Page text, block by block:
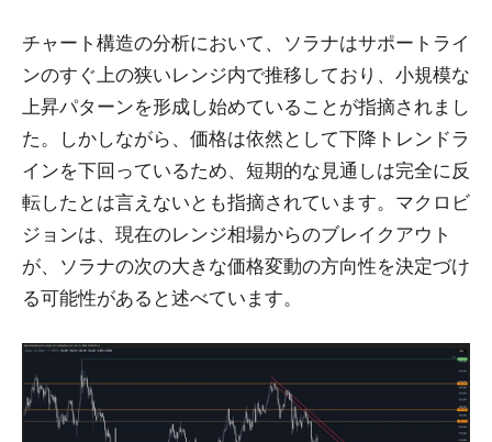
チャート構造の分析において、ソラナはサポートライ
ンのすぐ上の狭いレンジ内で推移しており、小規模な
上昇パターンを形成し始めていることが指摘されまし
た。しかしながら、価格は依然として下降トレンドラ
インを下回っているため、短期的な見通しは完全に反
転したとは言えないとも指摘されています。マクロビ
ジョンは、現在のレンジ相場からのブレイクアウト
が、ソラナの次の大きな価格変動の方向性を決定づけ
る可能性があると述べています。